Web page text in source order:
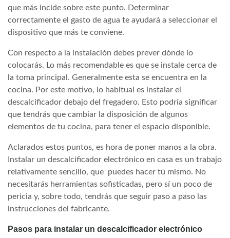
que más incide sobre este punto. Determinar
correctamente el gasto de agua te ayudará a seleccionar el
dispositivo que más te conviene.
Con respecto a la instalación debes prever dónde lo
colocarás. Lo más recomendable es que se instale cerca de
la toma principal. Generalmente esta se encuentra en la
cocina. Por este motivo, lo habitual es instalar el
descalcificador debajo del fregadero. Esto podría significar
que tendrás que cambiar la disposición de algunos
elementos de tu cocina, para tener el espacio disponible.
Aclarados estos puntos, es hora de poner manos a la obra.
Instalar un descalcificador electrónico en casa es un trabajo
relativamente sencillo, que puedes hacer tú mismo. No
necesitarás herramientas sofisticadas, pero sí un poco de
pericia y, sobre todo, tendrás que seguir paso a paso las
instrucciones del fabricante.
Pasos para instalar un descalcificador electrónico